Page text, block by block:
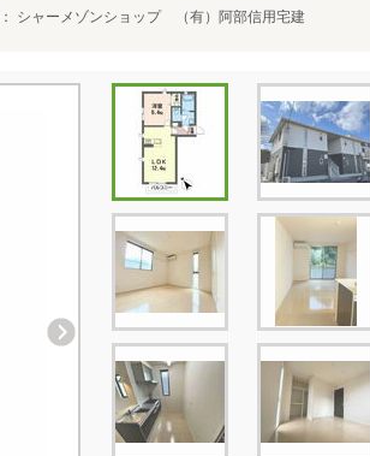
シャーメゾンショップ （有）阿部信用宅建